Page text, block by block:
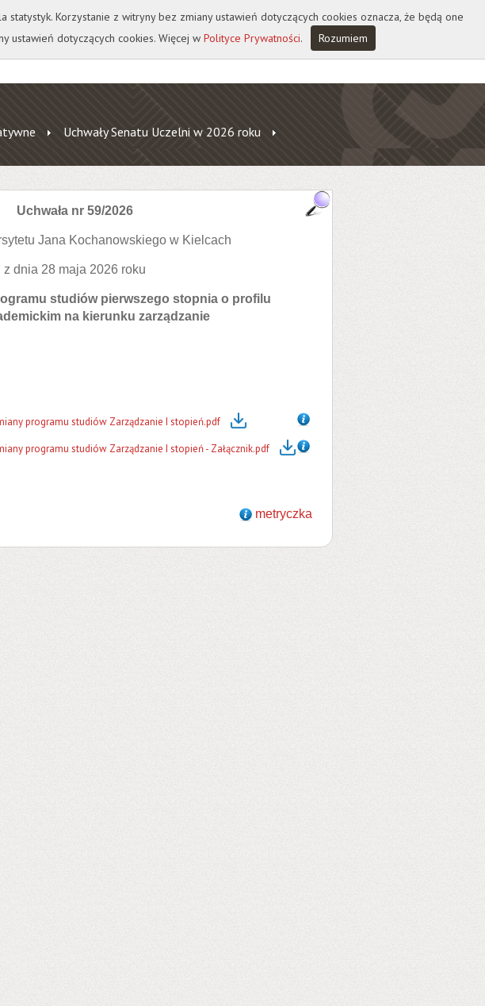
A A A
Uchwały Senatu Uczelni w 2026 roku
Uchwała nr 59/2026
Jana Kochanowskiego w Kielcach
z dnia 28 maja 2026 roku
studiów pierwszego stopnia o profilu
na kierunku zarządzanie
programu studiów Zarządzanie I stopień.pdf
programu studiów Zarządzanie I stopień - Załącznik.pdf
metryczka
Korzystanie z witryny bez zmiany ustawień dotyczących cookies oznacza, że będą one
ustawień dotyczących cookies. Więcej w Polityce Prywatności. Rozumiem